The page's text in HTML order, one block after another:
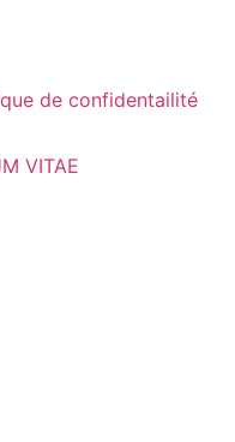
de confidentailité
VITAE